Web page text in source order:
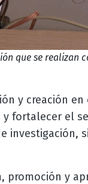
que se realizan
y creación en
fortalecer el
investigación,
promoción y